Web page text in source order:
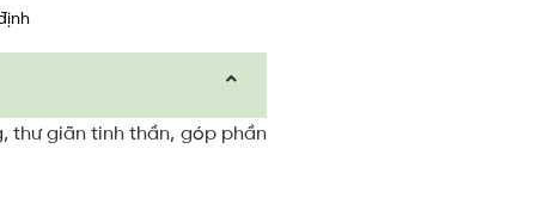
thư giãn tinh thần, góp phần